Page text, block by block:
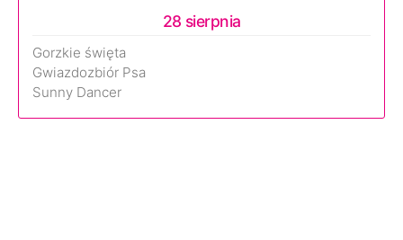
28 sierpnia
Gorzkie święta
Gwiazdozbiór Psa
Sunny Dancer